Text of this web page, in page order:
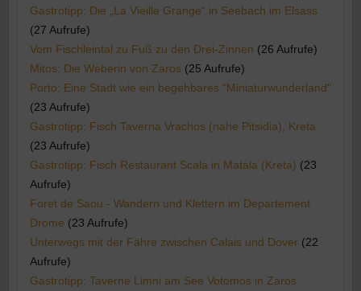
Gastrotipp: Die „La Vieille Grange“ in Seebach im Elsass
(27 Aufrufe)
Vom Fischleintal zu Fuß zu den Drei-Zinnen (26 Aufrufe)
Mitos: Die Weberin von Zaros (25 Aufrufe)
Porto: Eine Stadt wie ein begehbares "Miniaturwunderland"
(23 Aufrufe)
Gastrotipp: Fisch Taverna Vrachos (nahe Pitsidia), Kreta
(23 Aufrufe)
Gastrotipp: Fisch Restaurant Scala in Matala (Kreta) (23
Aufrufe)
Foret de Saou - Wandern und Klettern im Departement
Drome (23 Aufrufe)
Unterwegs mit der Fähre zwischen Calais und Dover (22
Aufrufe)
Gastrotipp: Taverne Limni am See Votomos in Zaros